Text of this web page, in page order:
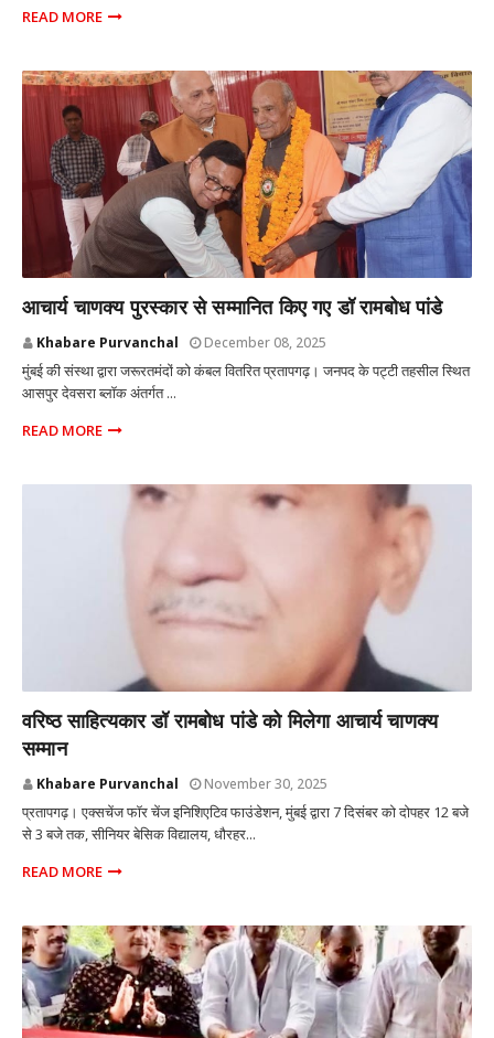
READ MORE
आचार्य चाणक्य पुरस्कार से सम्मानित किए गए डॉ रामबोध पांडे
Khabare Purvanchal December 08, 2025
मुंबई की संस्था द्वारा जरूरतमंदों को कंबल वितरित प्रतापगढ़। जनपद के पट्टी तहसील स्थित
आसपुर देवसरा ब्लॉक अंतर्गत ...
READ MORE
वरिष्ठ साहित्यकार डॉ रामबोध पांडे को मिलेगा आचार्य चाणक्य
सम्मान
Khabare Purvanchal November 30, 2025
प्रतापगढ़। एक्सचेंज फॉर चेंज इनिशिएटिव फाउंडेशन, मुंबई द्वारा 7 दिसंबर को दोपहर 12 बजे
से 3 बजे तक, सीनियर बेसिक विद्यालय, धौरहर...
READ MORE